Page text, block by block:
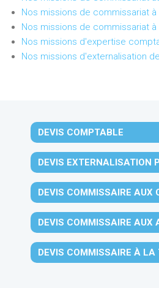
Nos missions de commissariat
Nos missions de commissariat à
Nos missions d'expertise
Nos missions d'externalisation
DEVIS COMPTABLE
DEVIS EXTERNALISATION
DEVIS COMMISSAIRE AUX
DEVIS COMMISSAIRE AUX
DEVIS COMMISSAIRE À LA